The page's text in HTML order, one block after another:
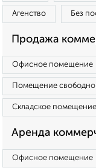
Агенство Без
Продажа
Офисное помещение
Помещение
Складское помещение
Аренда
Офисное помещение